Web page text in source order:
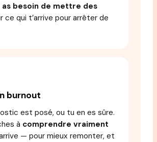
as besoin de mettre des
ce qui t’arrive pour arrêter de
burnout
est posé, ou tu en es sûre.
à comprendre vraiment
— pour mieux remonter, et